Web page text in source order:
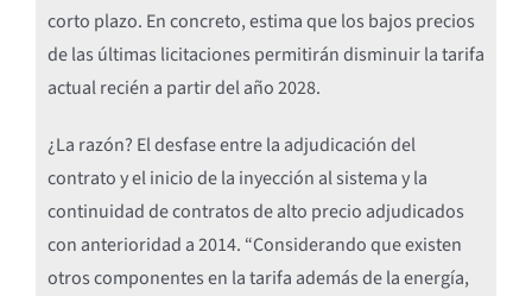
corto plazo. En concreto, estima que los bajos precios
de las últimas licitaciones permitirán disminuir la tarifa
actual recién a partir del año 2028.
¿La razón? El desfase entre la adjudicación del
contrato y el inicio de la inyección al sistema y la
continuidad de contratos de alto precio adjudicados
con anterioridad a 2014. “Considerando que existen
otros componentes en la tarifa además de la energía,